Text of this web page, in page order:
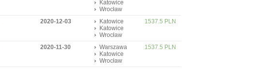
Katowice
Wrocław
2020-12-03
Katowice
Katowice
Wrocław
1537.5 PLN
2020-11-30
Warszawa
Katowice
Wrocław
1537.5 PLN